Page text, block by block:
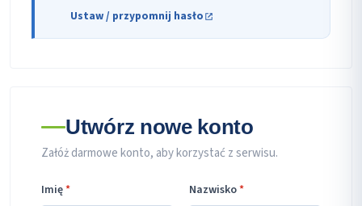
Ustaw / przypomnij hasło
Utwórz nowe konto
Załóż darmowe konto, aby korzystać z serwisu.
Imię* Nazwisko*